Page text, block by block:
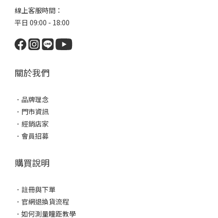
線上客服時間：
平日 09:00 - 18:00
關於我們
． 品牌理念
． 門市資訊
． 經銷店家
． 會員招募
購買說明
． 註冊與下單
． 官網退換貨流程
． 如何測量瞳距教學